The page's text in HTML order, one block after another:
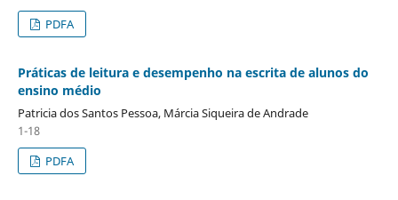
PDFA
Práticas de leitura e desempenho na escrita de alunos do
ensino médio
Patricia dos Santos Pessoa, Márcia Siqueira de Andrade
1-18
PDFA